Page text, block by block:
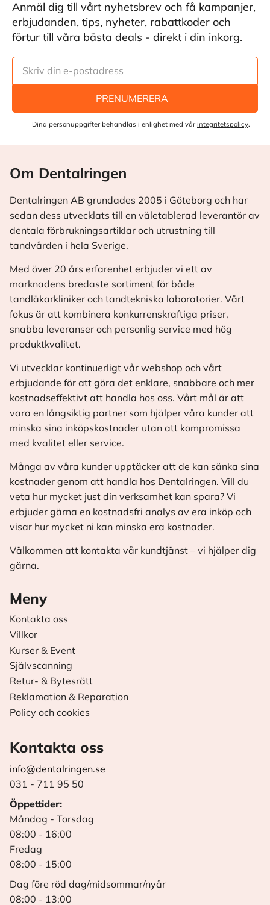
Anmäl dig till vårt nyhetsbrev och få kampanjer,
erbjudanden, tips, nyheter, rabattkoder och
förtur till våra bästa deals - direkt i din inkorg.
PRENUMERERA
Dina personuppgifter behandlas i enlighet med vår integritetspolicy.
Om Dentalringen
Dentalringen AB grundades 2005 i Göteborg och har
sedan dess utvecklats till en väletablerad leverantör av
dentala förbrukningsartiklar och utrustning till
tandvården i hela Sverige.
Med över 20 års erfarenhet erbjuder vi ett av
marknadens bredaste sortiment för både
tandläkarkliniker och tandtekniska laboratorier. Vårt
fokus är att kombinera konkurrenskraftiga priser,
snabba leveranser och personlig service med hög
produktkvalitet.
Vi utvecklar kontinuerligt vår webshop och vårt
erbjudande för att göra det enklare, snabbare och mer
kostnadseffektivt att handla hos oss. Vårt mål är att
vara en långsiktig partner som hjälper våra kunder att
minska sina inköpskostnader utan att kompromissa
med kvalitet eller service.
Många av våra kunder upptäcker att de kan sänka sina
kostnader genom att handla hos Dentalringen. Vill du
veta hur mycket just din verksamhet kan spara? Vi
erbjuder gärna en kostnadsfri analys av era inköp och
visar hur mycket ni kan minska era kostnader.
Välkommen att kontakta vår kundtjänst – vi hjälper dig
gärna.
Meny
Kontakta oss
Villkor
Kurser & Event
Självscanning
Retur- & Bytesrätt
Reklamation & Reparation
Policy och cookies
Kontakta oss
info@dentalringen.se
031 - 711 95 50
Öppettider:
Måndag - Torsdag
08:00 - 16:00
Fredag
08:00 - 15:00
Dag före röd dag/midsommar/nyår
08:00 - 13:00